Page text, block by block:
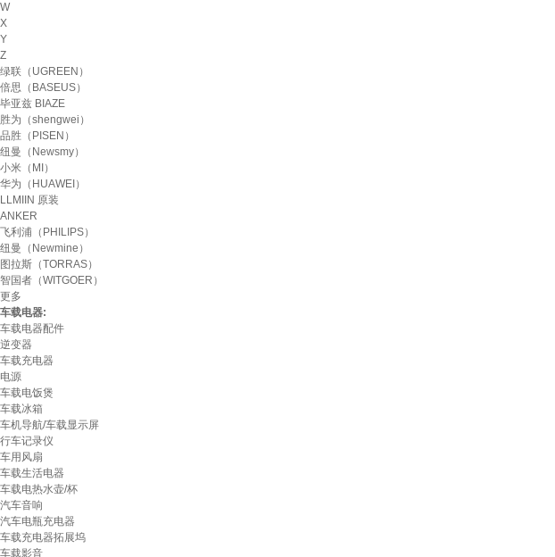
W
X
Y
Z
绿联（UGREEN）
倍思（BASEUS）
毕亚兹 BIAZE
胜为（shengwei）
品胜（PISEN）
纽曼（Newsmy）
小米（MI）
华为（HUAWEI）
LLMIIN 原装
ANKER
飞利浦（PHILIPS）
纽曼（Newmine）
图拉斯（TORRAS）
智国者（WITGOER）
更多
车载电器:
车载电器配件
逆变器
车载充电器
电源
车载电饭煲
车载冰箱
车机导航/车载显示屏
行车记录仪
车用风扇
车载生活电器
车载电热水壶/杯
汽车音响
汽车电瓶充电器
车载充电器拓展坞
车载影音